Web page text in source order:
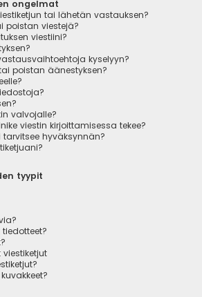
ongelmat
tai lähetän vastauksen?
poistan viestejä?
viestiini?
kyselyyn?
poistan äänestyksen?
valvojalle?
viestin kirjoittamisessa tekee?
tarvitsee hyväksynnän?
tyypit